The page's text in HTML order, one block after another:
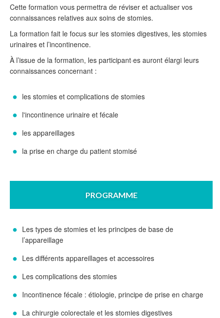
Cette formation vous permettra de réviser et actualiser vos
connaissances relatives aux soins de stomies.
La formation fait le focus sur les stomies digestives, les stomies
urinaires et l’incontinence.
À l’issue de la formation, les participant·es auront élargi leurs
connaissances concernant :
les stomies et complications de stomies
l'incontinence urinaire et fécale
les appareillages
la prise en charge du patient stomisé
PROGRAMME
Les types de stomies et les principes de base de
l’appareillage
Les différents appareillages et accessoires
Les complications des stomies
Incontinence fécale : étiologie, principe de prise en charge
La chirurgie colorectale et les stomies digestives